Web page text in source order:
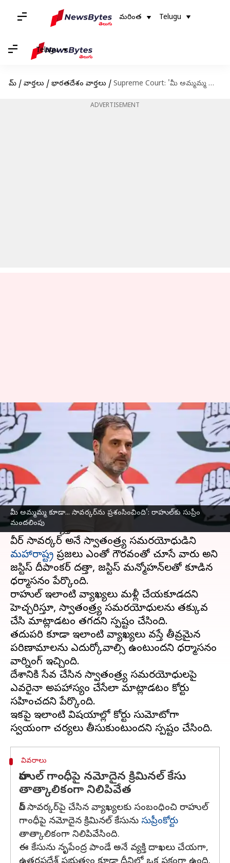
మరింత Telugu
Telugu
హోమ్ / వార్తలు / భారతదేశం వార్తలు / Supreme Court: 'మీ అమ్మమ్మ కూడా... సావర్కర్‌ను ప్రశంసించింది': రాహుల్‌కు సుప్రీం మందలింపు
ADVERTISEMENT
మీ అమ్మమ్మ కూడా... సావర్కర్‌ను ప్రశంసించింది': రాహుల్‌కు సుప్రీం
మందలింపు
Supreme Court: 'మీ అమ్మమ్మ
కూడా... సావర్కర్‌ను ప్రశంసించింది':
రాహుల్‌కు సుప్రీం మందలింపు
వ్రాసిన వారు Apr 25, 2025 01:25 pm
ఈ వార్తాకథనం ఏంటి
సీనియర్ కాంగ్రెస్‌ నేతరాహుల్ గాంధీపై సుప్రీంకోర్టు తీవ్ర
అసహనం వ్యక్తం చేసింది.
వీర్ సావర్కర్‌ అనే స్వాతంత్ర్య సమరయోధుడిని
మహారాష్ట్ర ప్రజలు ఎంతో గౌరవంతో చూసే వారు అని
జస్టిస్ దీపాంకర్ దత్తా, జస్టిస్ మన్మోహన్‌లతో కూడిన
ధర్మాసనం పేర్కొంది.
రాహుల్‌ ఇలాంటి వ్యాఖ్యలు మళ్లీ చేయకూడదని
హెచ్చరిస్తూ, స్వాతంత్ర్య సమరయోధులను తక్కువ
చేసి మాట్లాడటం తగదని స్పష్టం చేసింది.
తదుపరి కూడా ఇలాంటి వ్యాఖ్యలు వస్తే తీవ్రమైన
పరిణామాలను ఎదుర్కోవాల్సి ఉంటుందని ధర్మాసనం
వార్నింగ్ ఇచ్చింది.
దేశానికి సేవ చేసిన స్వాతంత్ర్య సమరయోధులపై
ఎవరైనా అపహాస్యం చేసేలా మాట్లాడటం కోర్టు
సహించదని పేర్కొంది.
ఇకపై ఇలాంటి విషయాల్లో కోర్టు సుమోటోగా
వివరాలు
రాహుల్ గాంధీపై నమోదైన క్రిమినల్ కేసు
తాత్కాలికంగా నిలిపివేత
వీర్ సావర్కర్‌పై చేసిన వ్యాఖ్యలకు సంబంధించి రాహుల్
గాంధీపై నమోదైన క్రిమినల్ కేసును సుప్రీంకోర్టు
తాత్కాలికంగా నిలిపివేసింది.
ఈ కేసును నృపేంద్ర పాండే అనే వ్యక్తి దాఖలు చేయగా,